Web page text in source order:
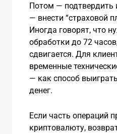
Потом — подтвердить
— внести “страховой
Иногда говорят, что
обработки до 72
сдвигается. Для
временные
— как способ
денег.
Если часть операций
криптовалюту,